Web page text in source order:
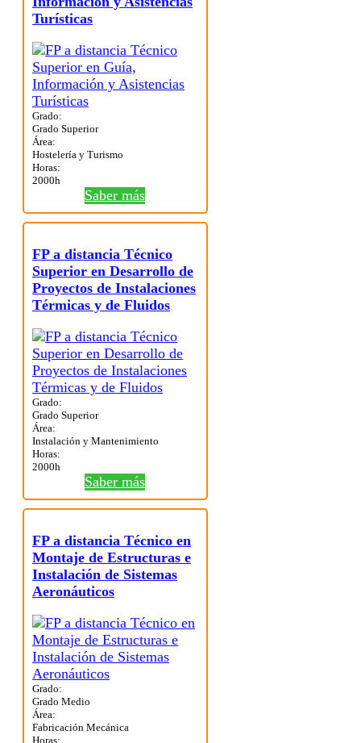
Turísticas
Grado:
Grado Superior
Área:
Hostelería y Turismo
Horas:
2000h
Saber más
FP a distancia Técnico
Superior en Desarrollo de
Proyectos de Instalaciones
Térmicas y de Fluidos
Grado:
Grado Superior
Área:
Instalación y Mantenimiento
Horas:
2000h
Saber más
FP a distancia Técnico en
Montaje de Estructuras e
Instalación de Sistemas
Aeronáuticos
Grado:
Grado Medio
Área:
Fabricación Mecánica
Horas: